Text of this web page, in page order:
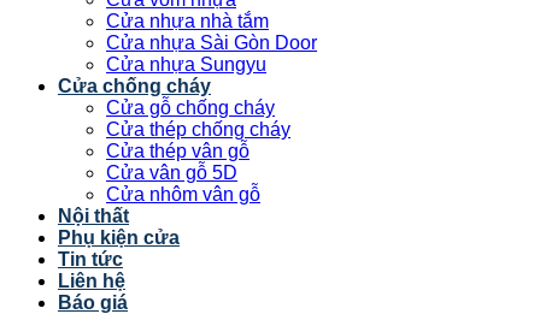
Cửa nhựa nhà tắm
Cửa nhựa Sài Gòn Door
Cửa nhựa Sungyu
Cửa chống cháy
Cửa gỗ chống cháy
Cửa thép chống cháy
Cửa thép vân gỗ
Cửa vân gỗ 5D
Cửa nhôm vân gỗ
Nội thất
Phụ kiện cửa
Tin tức
Liên hệ
Báo giá